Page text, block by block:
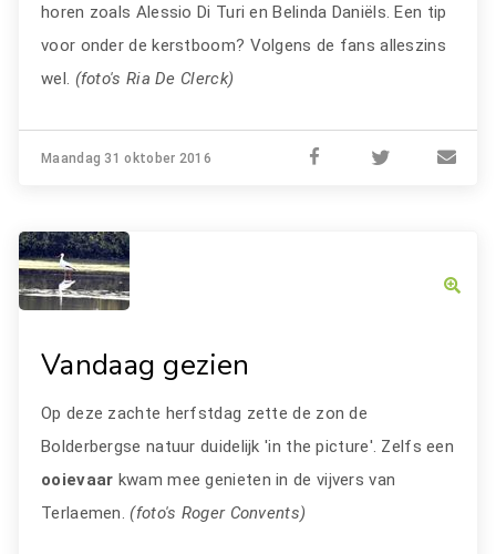
horen zoals Alessio Di Turi en Belinda Daniëls. Een tip
voor onder de kerstboom? Volgens de fans alleszins
wel. (foto's Ria De Clerck)
Maandag 31 oktober 2016
Vandaag gezien
Op deze zachte herfstdag zette de zon de
Bolderbergse natuur duidelijk 'in the picture'. Zelfs een
ooievaar kwam mee genieten in de vijvers van
Terlaemen. (foto's Roger Convents)